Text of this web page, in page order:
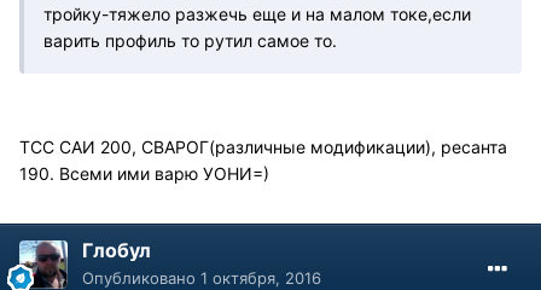
тройку-тяжело разжечь еще и на малом токе,если
варить профиль то рутил самое то.
ТСС САИ 200, СВАРОГ(различные модификации), ресанта
190. Всеми ими варю УОНИ=)
Глобул
Опубликовано 1 октября, 2016